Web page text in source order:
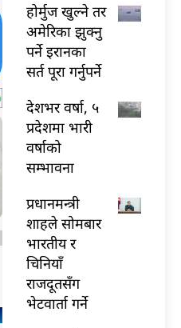
होर्मुज खुल्ने तर
अमेरिका झुक्नु
पर्ने इरानका
सर्त पूरा गर्नुपर्ने
देशभर वर्षा, ५
प्रदेशमा भारी
वर्षाको
सम्भावना
प्रधानमन्त्री
शाहले सोमबार
भारतीय र
चिनियाँ
राजदूतसँग
भेटवार्ता गर्ने